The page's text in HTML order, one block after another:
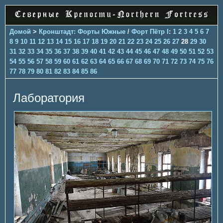
Домой > Кронштадт: Форты Южные / Форт Пётр I: 1 2 3 4 5 6 7
8 9 10 11 12 13 14 15 16 17 18 19 20 21 22 23 24 25 26 27 28 29 30
31 32 33 34 35 36 37 38 39 40 41 42 43 44 45 46 47 48 49 50 51 52 53
54 55 56 57 58 59 60 61 62 63 64 65 66 67 68 69 70 71 72 73 74 75 76
77 78 79 80 81 82 83 84 85 86
Лаборатория